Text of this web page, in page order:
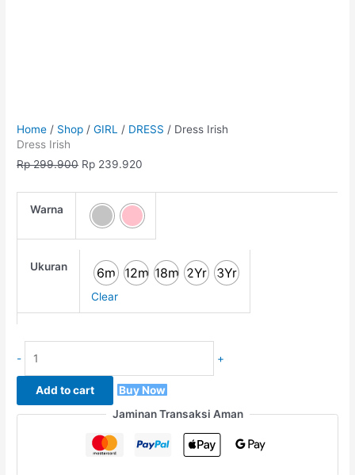
Home / Shop /GIRL / DRESS / Dress Irish
Dress Irish
Rp299.900 Rp 239.920
Warna
Ukuran 6m 12m 18m 2Yr 3Yr
Clear
- +
Add to cart
Buy Now
Jaminan Transaksi Aman